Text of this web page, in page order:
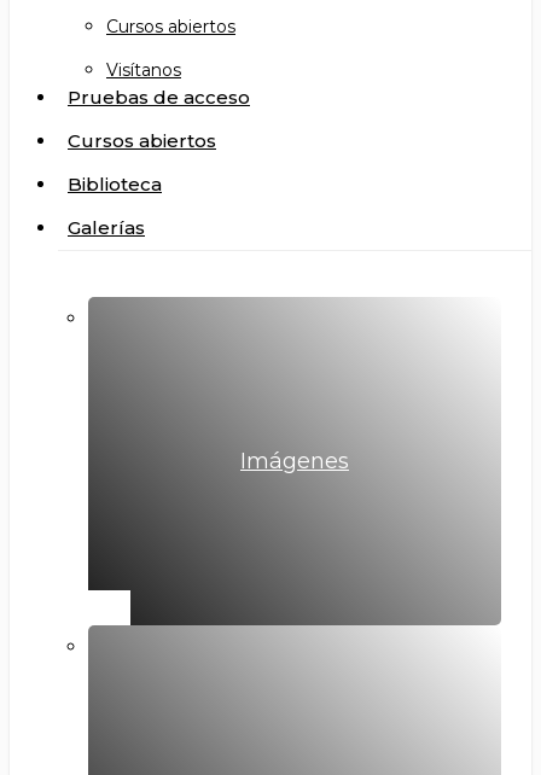
Cursos abiertos
Visítanos
Pruebas de acceso
Cursos abiertos
Biblioteca
Galerías
Imágenes